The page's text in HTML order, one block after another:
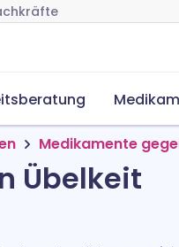
Medikamente
Übelkeit